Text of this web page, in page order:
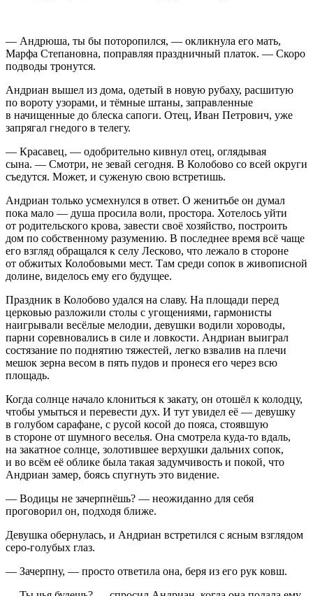
— Андрюша, ты бы поторопился, — окликнула его мать,
Марфа Степановна, поправляя праздничный платок. — Скоро
подводы тронутся.
Андриан вышел из дома, одетый в новую рубаху, расшитую
по вороту узорами, и тёмные штаны, заправленные
в начищенные до блеска сапоги. Отец, Иван Петрович, уже
запрягал гнедого в телегу.
— Красавец, — одобрительно кивнул отец, оглядывая
сына. — Смотри, не зевай сегодня. В Колобово со всей округи
съедутся. Может, и суженую свою встретишь.
Андриан только усмехнулся в ответ. О женитьбе он думал
пока мало — душа просила воли, простора. Хотелось уйти
от родительского крова, завести своё хозяйство, построить
дом по собственному разумению. В последнее время всё чаще
его взгляд обращался к селу Лесково, что лежало в стороне
от обжитых Колобовыми мест. Там среди сопок в живописной
долине, виделось ему его будущее.
Праздник в Колобово удался на славу. На площади перед
церковью разложили столы с угощениями, гармонисты
наигрывали весёлые мелодии, девушки водили хороводы,
парни соревновались в силе и ловкости. Андриан выиграл
состязание по поднятию тяжестей, легко взвалив на плечи
мешок зерна весом в пять пудов и пронеся его через всю
площадь.
Когда солнце начало клониться к закату, он отошёл к колодцу,
чтобы умыться и перевести дух. И тут увидел её — девушку
в голубом сарафане, с русой косой до пояса, стоявшую
в стороне от шумного веселья. Она смотрела куда-то вдаль,
на закатное солнце, золотившее верхушки дальних сопок,
и во всём её облике была такая задумчивость и покой, что
Андриан замер, боясь спугнуть это видение.
— Водицы не зачерпнёшь? — неожиданно для себя
проговорил он, подходя ближе.
Девушка обернулась, и Андриан встретился с ясным взглядом
серо-голубых глаз.
— Зачерпну, — просто ответила она, беря из его рук ковш.